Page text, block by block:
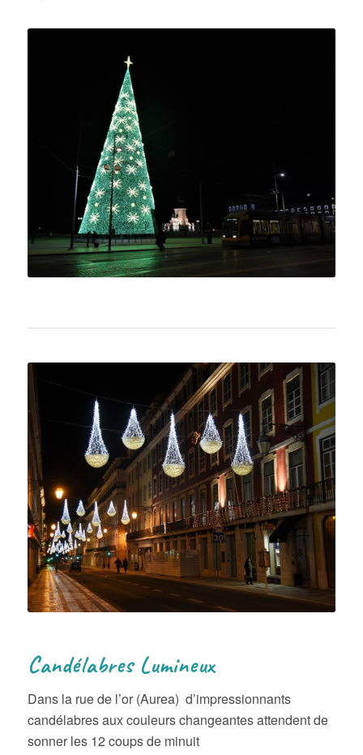
Candélabres Lumineux
Dans la rue de l’or (Aurea) d’impressionnants
candélabres aux couleurs changeantes attendent de
sonner les 12 coups de minuit